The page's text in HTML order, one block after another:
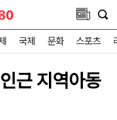
국제 문화 스포츠
근 지역아동